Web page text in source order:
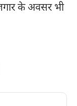
के अवसर भी